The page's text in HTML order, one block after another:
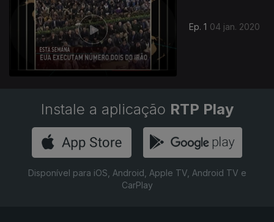
Ep. 1 04 jan. 2020
Instale a aplicação RTP Play
Disponível para iOS, Android, Apple TV, Android TV e
CarPlay